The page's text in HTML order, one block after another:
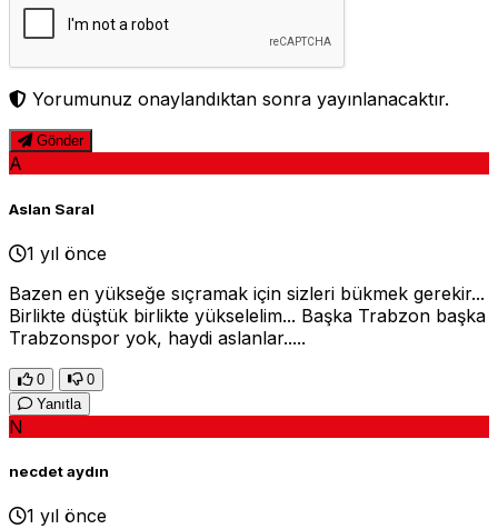
Yorumunuz onaylandıktan sonra yayınlanacaktır.
Gönder
A
Aslan Saral
1 yıl önce
Bazen en yükseğe sıçramak için sizleri bükmek gerekir...
Birlikte düştük birlikte yükselelim... Başka Trabzon başka
Trabzonspor yok, haydi aslanlar.....
0
0
Yanıtla
N
necdet aydın
1 yıl önce